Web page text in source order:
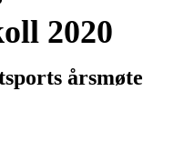
2020
årsmøte